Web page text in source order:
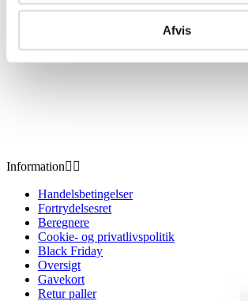
Afvis
Information 
Handelsbetingelser
Fortrydelsesret
Beregnere
Cookie- og privatlivspolitik
Black Friday
Oversigt
Gavekort
Retur paller